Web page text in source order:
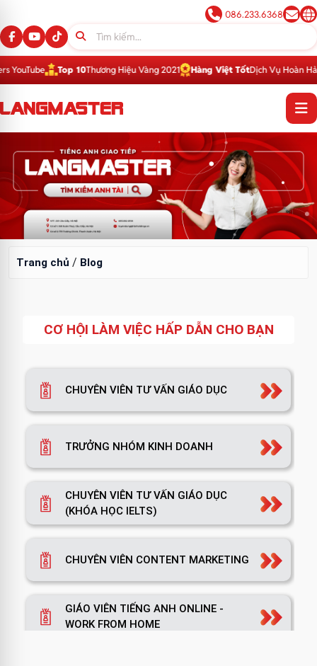
086.233.6368
Top 10Thương Hiệu Vàng 2021 Hàng Việt TốtDịch Vụ Hoàn Hảo
Trang chủ / Blog
CƠ HỘI LÀM VIỆC HẤP DẪN CHO BẠN
CHUYÊN VIÊN TƯ VẤN GIÁO DỤC
TRƯỞNG NHÓM KINH DOANH
CHUYÊN VIÊN TƯ VẤN GIÁO DỤC
(KHÓA HỌC IELTS)
CHUYÊN VIÊN CONTENT MARKETING
GIÁO VIÊN TIẾNG ANH ONLINE -
WORK FROM HOME